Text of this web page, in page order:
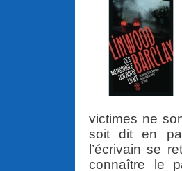
victimes ne
soit dit en
l’écrivain se
connaître le